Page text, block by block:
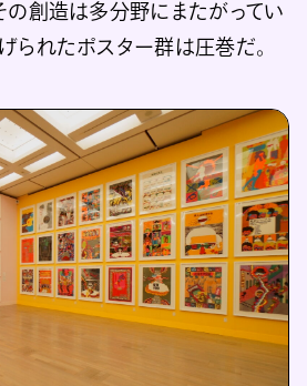
の創造は多分野にまたがってい
られたポスター群は圧巻だ。